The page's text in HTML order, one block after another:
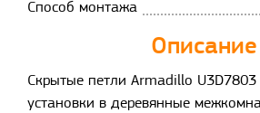
Способ монтажа
Описание
Скрытые петли Armadillo
установки в деревянные